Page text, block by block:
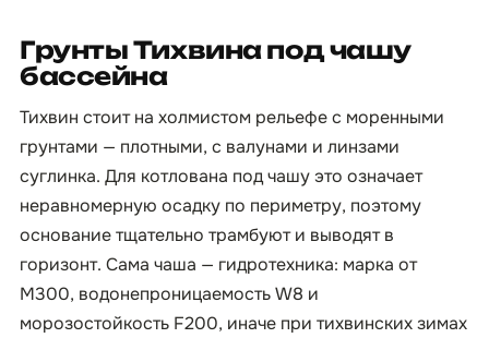
Грунты Тихвина под чашу
бассейна
Тихвин стоит на холмистом рельефе с моренными
грунтами — плотными, с валунами и линзами
суглинка. Для котлована под чашу это означает
неравномерную осадку по периметру, поэтому
основание тщательно трамбуют и выводят в
горизонт. Сама чаша — гидротехника: марка от
М300, водонепроницаемость W8 и
морозостойкость F200, иначе при тихвинских зимах